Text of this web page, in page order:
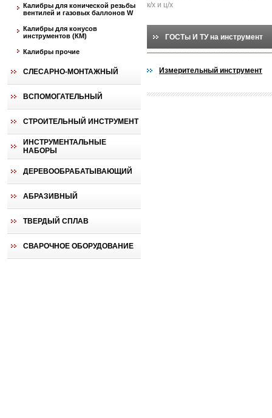
Калибры для конической резьбы
вентилей и газовых баллонов W
Калибры для конусов
инструментов (КМ)
Калибры прочие
СЛЕСАРНО-МОНТАЖНЫЙ
ВСПОМОГАТЕЛЬНЫЙ
СТРОИТЕЛЬНЫЙ ИНСТРУМЕНТ
ИНСТРУМЕНТАЛЬНЫЕ
НАБОРЫ
ДЕРЕВООБРАБАТЫВАЮЩИЙ
АБРАЗИВНЫЙ
ТВЕРДЫЙ СПЛАВ
СВАРОЧНОЕ ОБОРУДОВАНИЕ
к/х и ц/х
ГОСТы И ТУ на инструмент
Измерительный инструмент